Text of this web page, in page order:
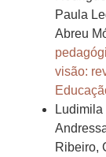
Paula
Abreu
visão:
Ribeiro,